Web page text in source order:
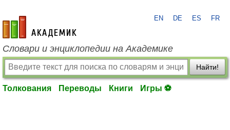
academic.ru
EN DE ES FR
Словари и энциклопедии на Академике
Найти!
Толкования Переводы Книги Игры ⚽